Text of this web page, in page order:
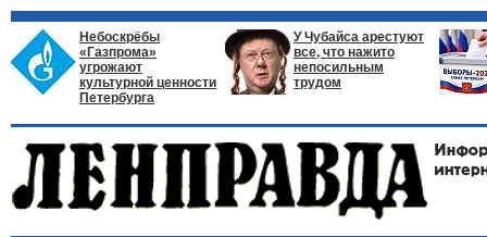
Небоскрёбы
«Газпрома»
угрожают
культурной ценности
Петербурга
У Чубайса арестуют
все, что нажито
непосильным
трудом